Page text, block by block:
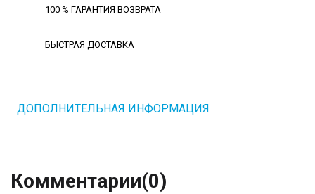
100 % ГАРАНТИЯ ВОЗВРАТА
БЫСТРАЯ ДОСТАВКА
ДОПОЛНИТЕЛЬНАЯ ИНФОРМАЦИЯ
Комментарии(0)